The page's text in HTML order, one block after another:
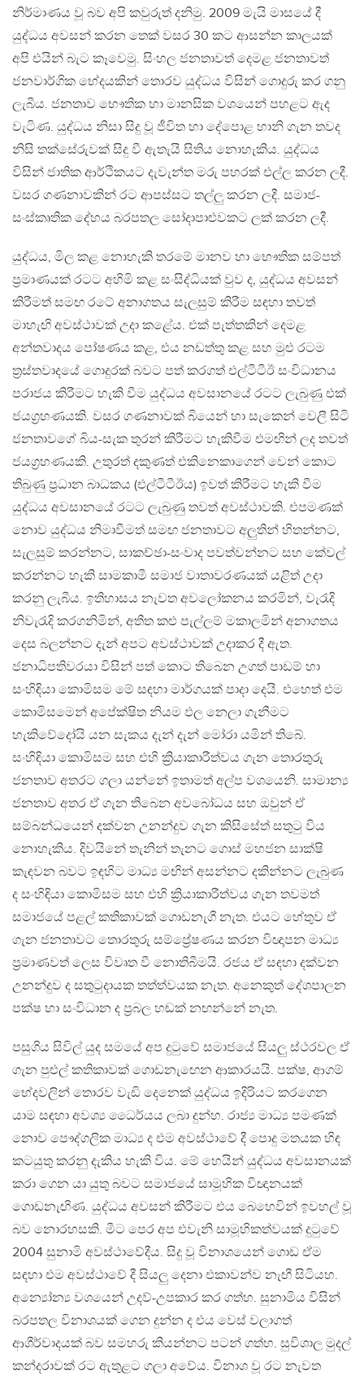
නිර්මාණය වූ බව අපි කවුරුත් දනිමු. 2009 මැයි මාසයේ දී
යුද්ධය අවසන් කරන තෙක් වසර 30 කට ආසන්න කාලයක්
අපි එයින් බැට කෑවෙමු. සිංහල ජනතාවත් දෙමළ ජනතාවත්
ජනවාර්ගික භේදයකින් තොරව යුද්ධය විසින් ගොදුරු කර ගනු
ලැබීය. ජනතාව භෞතික හා මානසික වශයෙන් පහළට ඇද
වැටිණ. යුද්ධය නිසා සිදු වූ ජීවිත හා දේපොළ හානි ගැන තවද
නිසි තක්සේරුවක් සිදු වී ඇතැයි සිතිය නොහැකිය. යුද්ධය
විසින් ජාතික ආර්ථිකයට දැවැන්ත මරු පහරක් එල්ල කරන ලදී.
වසර ගණනාවකින් රට ආපස්සට තල්ලු කරන ලදී. සමාජ-
සංස්කෘතික දේහය බරපතල සෝදාපාළුවකට ලක් කරන ලදී.
යුද්ධය, මිල කළ නොහැකි තරමේ මානව හා භෞතික සම්පත්
ප්‍රමාණයක් රටට අහිමි කළ සංසිද්ධියක් වුව ද, යුද්ධය අවසන්
කිරීමත් සමඟ රටේ අනාගතය සැලසුම් කිරීම සඳහා තවත්
මාහැඟි අවස්ථාවක් උදා කළේය. එක් පැත්තකින් දෙමළ
අන්තවාදය පෝෂණය කළ, එය නඩත්තු කළ සහ මුළු රටම
ත්‍රස්තවාදයේ ගොදුරක් බවට පත් කරගත් එල්ටීටීඊ සංවිධානය
පරාජය කිරීමට හැකි වීම යුද්ධය අවසානයේ රටට ලැබුණු එක්
ජයග්‍රහණයකි. වසර ගණනාවක් බියෙන් හා සැකෙන් වෙලී සිටි
ජනතාවගේ බිය-සැක තුරන් කිරීමට හැකිවීම එමඟින් ලද තවත්
ජයග්‍රහණයකි. උතුරත් දකුණත් එකිනෙකාගෙන් වෙන් කොට
තිබුණු ප්‍රධාන බාධකය (එල්ටීටීඊය) ඉවත් කිරීමට හැකි වීම
යුද්ධය අවසානයේ රටට ලැබුණු තවත් අවස්ථාවකි. එපමණක්
නොව යුද්ධය නිමාවීමත් සමඟ ජනතාවට අලුතින් හිතන්නට,
සැලසුම් කරන්නට, සාකච්ඡා-සංවාද පවත්වන්නට සහ කේවල්
කරන්නට හැකි සාමකාමී සමාජ වාතාවරණයක් යළිත් උදා
කරනු ලැබීය. ඉතිහාසය නැවත අවලෝකනය කරමින්, වැරැදි
නිවැරැදි කරගනිමින්, අතීත කළු පැල්ලම් මකාලමින් අනාගතය
දෙස බලන්නට දැන් අපට අවස්ථාවක් උදාකර දී ඇත.
ජනාධිපතිවරයා විසින් පත් කොට තිබෙන උගත් පාඩම් හා
සංහිඳියා කොමිසම මේ සඳහා මාර්ගයක් පාදා දෙයි. එහෙත් එම
කොමිසමෙන් අපේක්ෂිත නියම ඵල නෙලා ගැනීමට
හැකිවේදෝයි යන සැකය දැන් දැන් මෝරා යමින් තිබේ.
සංහිඳියා කොමිසම සහ එහි ක්‍රියාකාරීත්වය ගැන තොරතුරු
ජනතාව අතරට ගලා යන්නේ ඉතාමත් අල්ප වශයෙනි. සාමාන්‍ය
ජනතාව අතර ඒ ගැන තිබෙන අවබෝධය සහ ඔවුන් ඒ
සම්බන්ධයෙන් දක්වන උනන්දුව ගැන කිසිසේත් සතුටු විය
නොහැකිය. දිවයිනේ තැනින් තැනට ගොස් මහජන සාක්ෂි
කැඳවන බවට ඉඳහිට මාධ්‍ය මඟින් අසන්නට දකින්නට ලැබුණ
ද සංහිඳියා කොමිසම සහ එහි ක්‍රියාකාරීත්වය ගැන තවමත්
සමාජයේ පළල් කතිකාවක් ගොඩනැගී නැත. එයට හේතුව ඒ
ගැන ජනතාවට තොරතුරු සම්ප්‍රේෂණය කරන විඥාපන මාධ්‍ය
ප්‍රමාණවත් ලෙස විවෘත වී නොතිබීමයි. රජය ඒ සඳහා දක්වන
උනන්දුව ද සතුටුදායක තත්ත්වයක නැත. අනෙකුත් දේශපාලන
පක්ෂ හා සංවිධාන ද ප්‍රබල හඬක් නඟන්නේ නැත.
පසුගිය සිවිල් යුද සමයේ අප දුටුවේ සමාජයේ සියලු ස්ථරවල ඒ
ගැන පුළුල් කතිකාවක් ගොඩනැඟෙන ආකාරයයි. පක්ෂ, ආගම්
භේදවලින් තොරව වැඩි දෙනෙක් යුද්ධය ඉදිරියට කරගෙන
යාම සඳහා අවශ්‍ය ධෛර්යය ලබා දුන්හ. රාජ්‍ය මාධ්‍ය පමණක්
නොව පෞද්ගලික මාධ්‍ය ද එම අවස්ථාවේ දී පොදු මතයක හිඳ
කටයුතු කරනු දැකිය හැකි විය. මේ හෙයින් යුද්ධය අවසානයක්
කරා ගෙන යා යුතු බවට සමාජයේ සාමූහික විඥානයක්
ගොඩනැඟිණ. යුද්ධය අවසන් කිරීමට එය බෙහෙවින් ඉවහල් වූ
බව නොරහසකි. මීට පෙර අප එවැනි සාමූහිකත්වයක් දුටුවේ
2004 සුනාමි අවස්ථාවේදීය. සිදු වූ විනාශයෙන් ගොඩ ඒම
සඳහා එම අවස්ථාවේ දී සියලු දෙනා එකාවන්ව නැඟී සිටියහ.
අන්‍යෝන්‍ය වශයෙන් උදව්-උපකාර කර ගත්හ. සුනාමිය විසින්
බරපතල විනාශයක් ගෙන දුන්න ද එය වෙස් වලාගත්
ආශීර්වාදයක් බව සමහරු කියන්නට පටන් ගත්හ. සුවිශාල මුදල්
කන්දරාවක් රට ඇතුළට ගලා අවේය. විනාශ වූ රට නැවත